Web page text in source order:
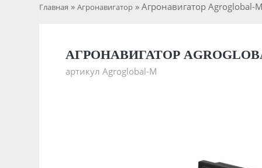
Главная » Агронавигатор » Агронавигатор Agroglobal-M
АГРОНАВИГАТОР
артикул Agroglobal-M